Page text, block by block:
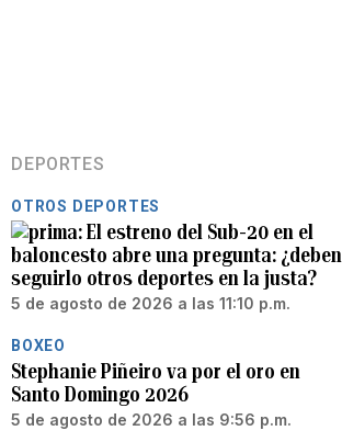
DEPORTES
OTROS DEPORTES
El estreno del Sub-20 en el
baloncesto abre una pregunta: ¿deben
seguirlo otros deportes en la justa?
5 de agosto de 2026 a las 11:10 p.m.
BOXEO
Stephanie Piñeiro va por el oro en
Santo Domingo 2026
5 de agosto de 2026 a las 9:56 p.m.